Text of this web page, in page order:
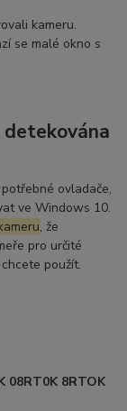
kameru.
se malé okno s
detekována
ovladače,
ve Windows 10.
, že
pro určité
použít.
08RT0K 8RTOK